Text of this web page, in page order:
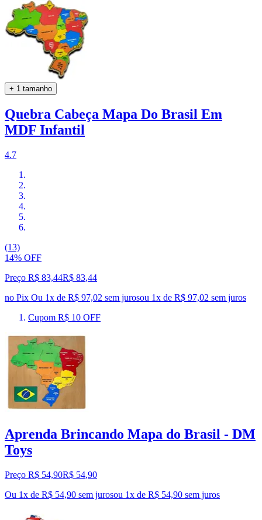
+ 1 tamanho
Quebra Cabeça Mapa Do Brasil Em
MDF Infantil
4.7
(13)
14% OFF
Preço R$ 83,44R$ 83,44
no Pix Ou 1x de R$ 97,02 sem jurosou 1x de R$ 97,02 sem juros
Cupom R$ 10 OFF
Aprenda Brincando Mapa do Brasil - DM
Toys
Preço R$ 54,90R$ 54,90
Ou 1x de R$ 54,90 sem jurosou 1x de R$ 54,90 sem juros